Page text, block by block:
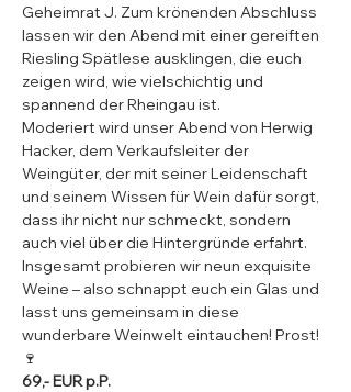
Geheimrat J. Zum krönenden Abschluss
lassen wir den Abend mit einer gereiften
Riesling Spätlese ausklingen, die euch
zeigen wird, wie vielschichtig und
spannend der Rheingau ist.
Moderiert wird unser Abend von Herwig
Hacker, dem Verkaufsleiter der
Weingüter, der mit seiner Leidenschaft
und seinem Wissen für Wein dafür sorgt,
dass ihr nicht nur schmeckt, sondern
auch viel über die Hintergründe erfahrt.
Insgesamt probieren wir neun exquisite
Weine – also schnappt euch ein Glas und
lasst uns gemeinsam in diese
wunderbare Weinwelt eintauchen! Prost!
🍷
69,- EUR p.P.​